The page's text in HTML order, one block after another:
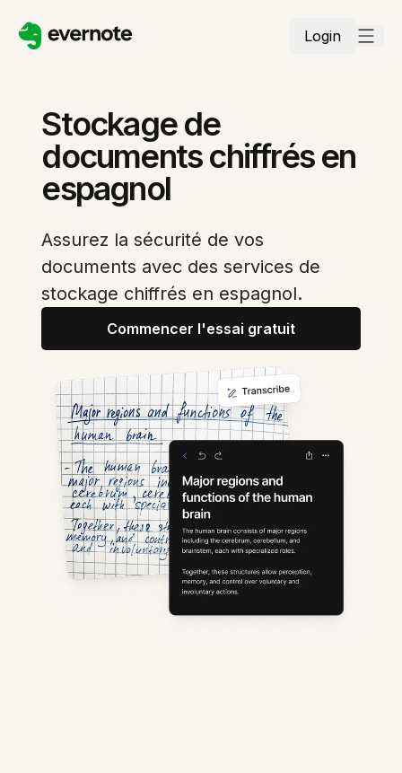
Login
Stockage de
documents chiffrés en
espagnol
Assurez la sécurité de vos
documents avec des services de
stockage chiffrés en espagnol.
Commencer l'essai gratuit